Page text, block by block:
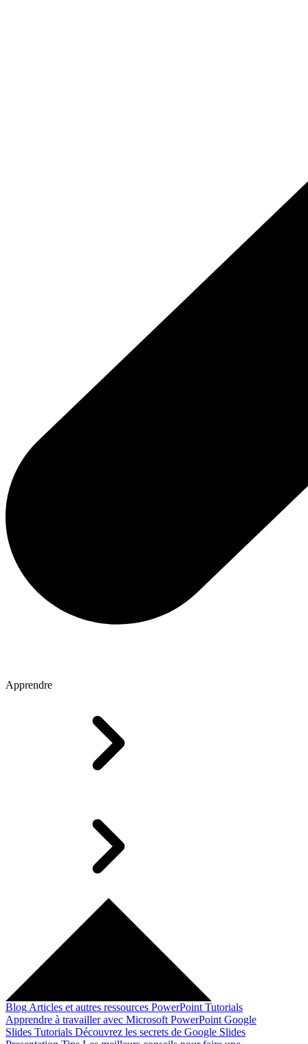
Apprendre
Blog Articles et autres ressources PowerPoint Tutorials
Apprendre à travailler avec Microsoft PowerPoint Google
Slides Tutorials Découvrez les secrets de Google Slides